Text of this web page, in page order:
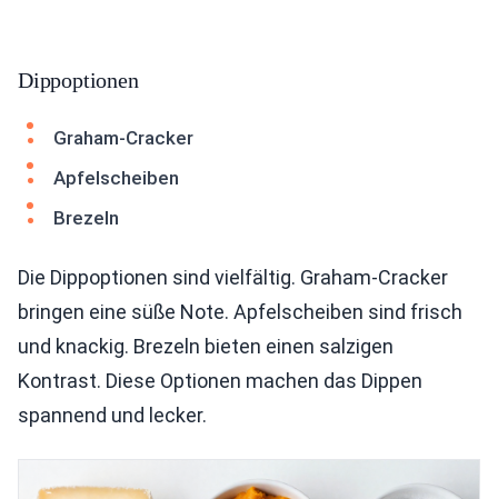
Dippoptionen
Graham-Cracker
Apfelscheiben
Brezeln
Die Dippoptionen sind vielfältig. Graham-Cracker
bringen eine süße Note. Apfelscheiben sind frisch
und knackig. Brezeln bieten einen salzigen
Kontrast. Diese Optionen machen das Dippen
spannend und lecker.